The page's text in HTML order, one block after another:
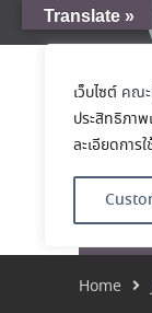
เว็บไซต์ คณ
ประสิทธิภา
ละเอียดการ
News:
หน้าแรก
Home
Translate »